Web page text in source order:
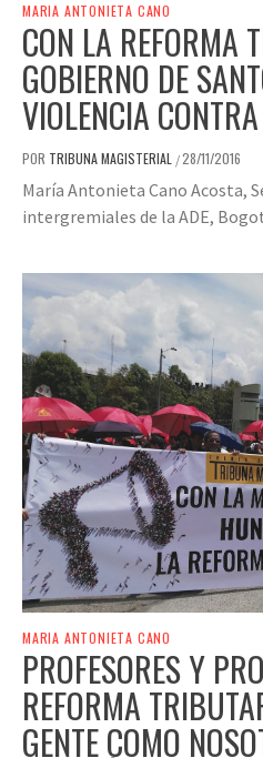
MARIA ANTONIETA CANO
CON LA REFORMA
GOBIERNO DE
VIOLENCIA
POR TRIBUNA MAGISTERIAL /28/11/2016
María Antonieta Cano Acosta,
intergremiales de la ADE,
MARIA ANTONIETA CANO
PROFESORES Y
REFORMA
GENTE COMO